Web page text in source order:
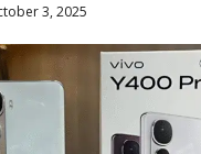
3, 2025